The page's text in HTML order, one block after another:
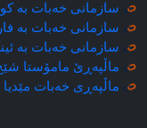
سازمانی خه‌بات به
سازمانی خه‌بات به
سازمانی خه‌بات به
ماڵپه‌ڕێ مامۆستا
ماڵپه‌ڕی خه‌بات مێدیا